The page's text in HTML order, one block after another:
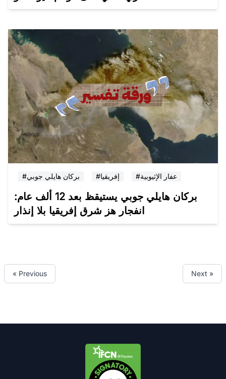
#بركان هايلي جوبي #إفريقيا #عفار الإثيوبية
بركان هايلي جوبي يستيقظ بعد 12 ألف عام:
انفجار هز شرق إفريقيا بلا إنذار
« Previous Next »